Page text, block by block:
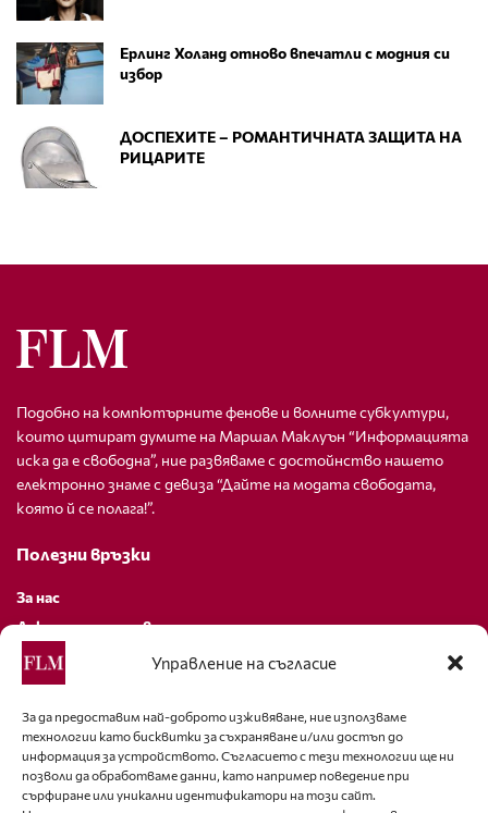
Управление на съгласие
За да предоставим най-доброто изживяване, ние използваме
технологии като бисквитки за съхраняване и/или достъп до
информация за устройството. Съгласието с тези технологии ще ни
позволи да обработваме данни, като например поведение при
сърфиране или уникални идентификатори на този сайт.
Ерлинг Холанд отново впечатли с модния си
избор
ДОСПЕХИТЕ – РОМАНТИЧНАТА ЗАЩИТА НА
РИЦАРИТЕ
Подобно на компютърните фенове и волните субкултури,
които цитират думите на Маршал Маклуън “Информацията
иска да е свободна”, ние развяваме с достойнство нашето
електронно знаме с девиза “Дайте на модата свободата,
която й се полага!”.
Полезни връзки
За нас
Декларация за поверителност
Политика за бисквитки
За контакти
editor@fashion-lifestyle.net
+359 88 227 33 47